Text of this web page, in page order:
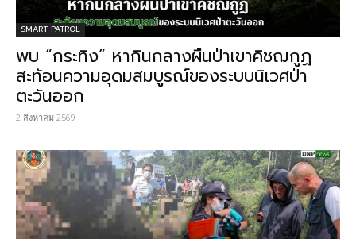
SMART PATROL
พบ “กระทิง” หากินกลางผืนป่าเขาคิชฌกูฏ
สะท้อนความอุดมสมบูรณ์ของระบบนิเวศป่า
ตะวันออก
2 สิงหาคม 2569